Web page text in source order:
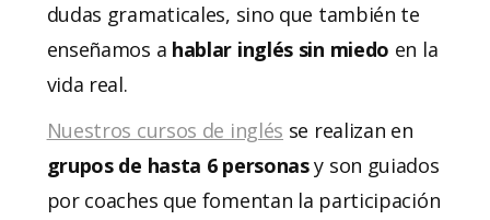
dudas gramaticales, sino que también te
enseñamos a hablar inglés sin miedo en la
vida real.
Nuestros cursos de inglés se realizan en
grupos de hasta 6 personasy son guiados
por coaches que fomentan la participación